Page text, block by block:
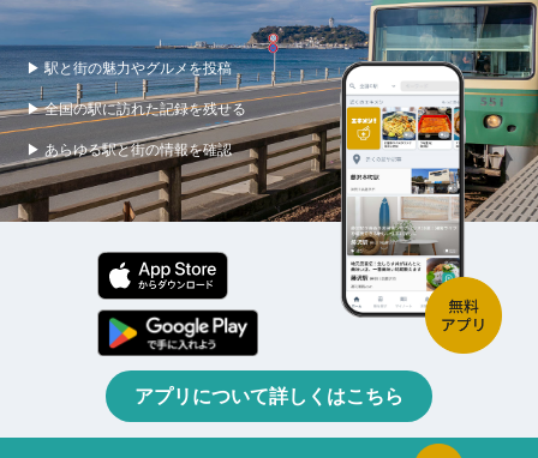
▶ 駅と街の魅力やグルメを投稿
▶ 全国の駅に訪れた記録を残せる
▶ あらゆる駅と街の情報を確認
アプリについて詳しくはこちら